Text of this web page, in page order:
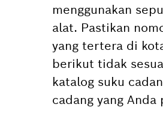
menggunakan
alat. Pastikan
yang tertera di
berikut tidak
katalog suku
cadang yang Anda